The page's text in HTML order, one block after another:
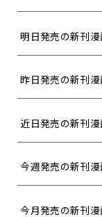
明日発売の新刊
昨日発売の新刊
近日発売の新刊
今週発売の新刊
今月発売の新刊